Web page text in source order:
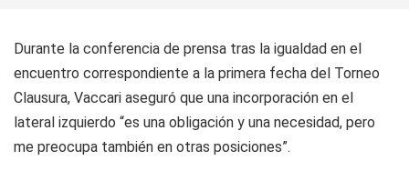
Durante la conferencia de prensa tras la igualdad en el
encuentro correspondiente a la primera fecha del Torneo
Clausura, Vaccari aseguró que una incorporación en el
lateral izquierdo “es una obligación y una necesidad, pero
me preocupa también en otras posiciones”.